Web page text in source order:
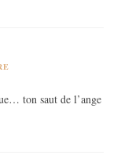
ton saut de l’ange